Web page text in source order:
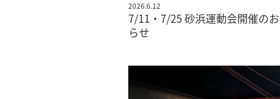
2026.6.12
7/11・7/25 砂浜運動会開催の
らせ